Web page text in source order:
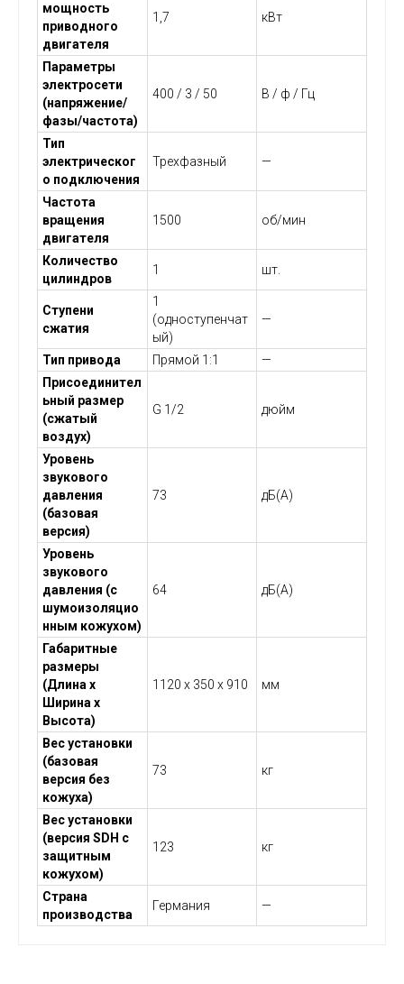
мощность
приводного
двигателя
1,7 кВт
Параметры
электросети
(напряжение/
фазы/частота)
400 / 3 / 50 В / ф / Гц
Тип
электрическог
о подключения
Трехфазный —
Частота
вращения
двигателя
1500 об/мин
Количество
цилиндров
1 шт.
Ступени
сжатия
1
(одноступенчат
ый)
—
Тип привода Прямой 1:1
—
Присоединител
ьный размер
(сжатый
воздух)
G 1/2 дюйм
Уровень
звукового
давления
(базовая
версия)
73 дБ(А)
Уровень
звукового
давления (с
шумоизоляцио
нным кожухом)
64 дБ(А)
Габаритные
размеры
(Длина х
Ширина х
Высота)
1120 x 350 x 910 мм
Вес установки
(базовая
версия без
кожуха)
73 кг
Вес установки
(версия SDH с
защитным
кожухом)
123 кг
Страна
производства
Германия —